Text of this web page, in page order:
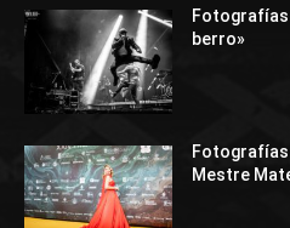
Fotografías
berro»
Fotografías
Mestre